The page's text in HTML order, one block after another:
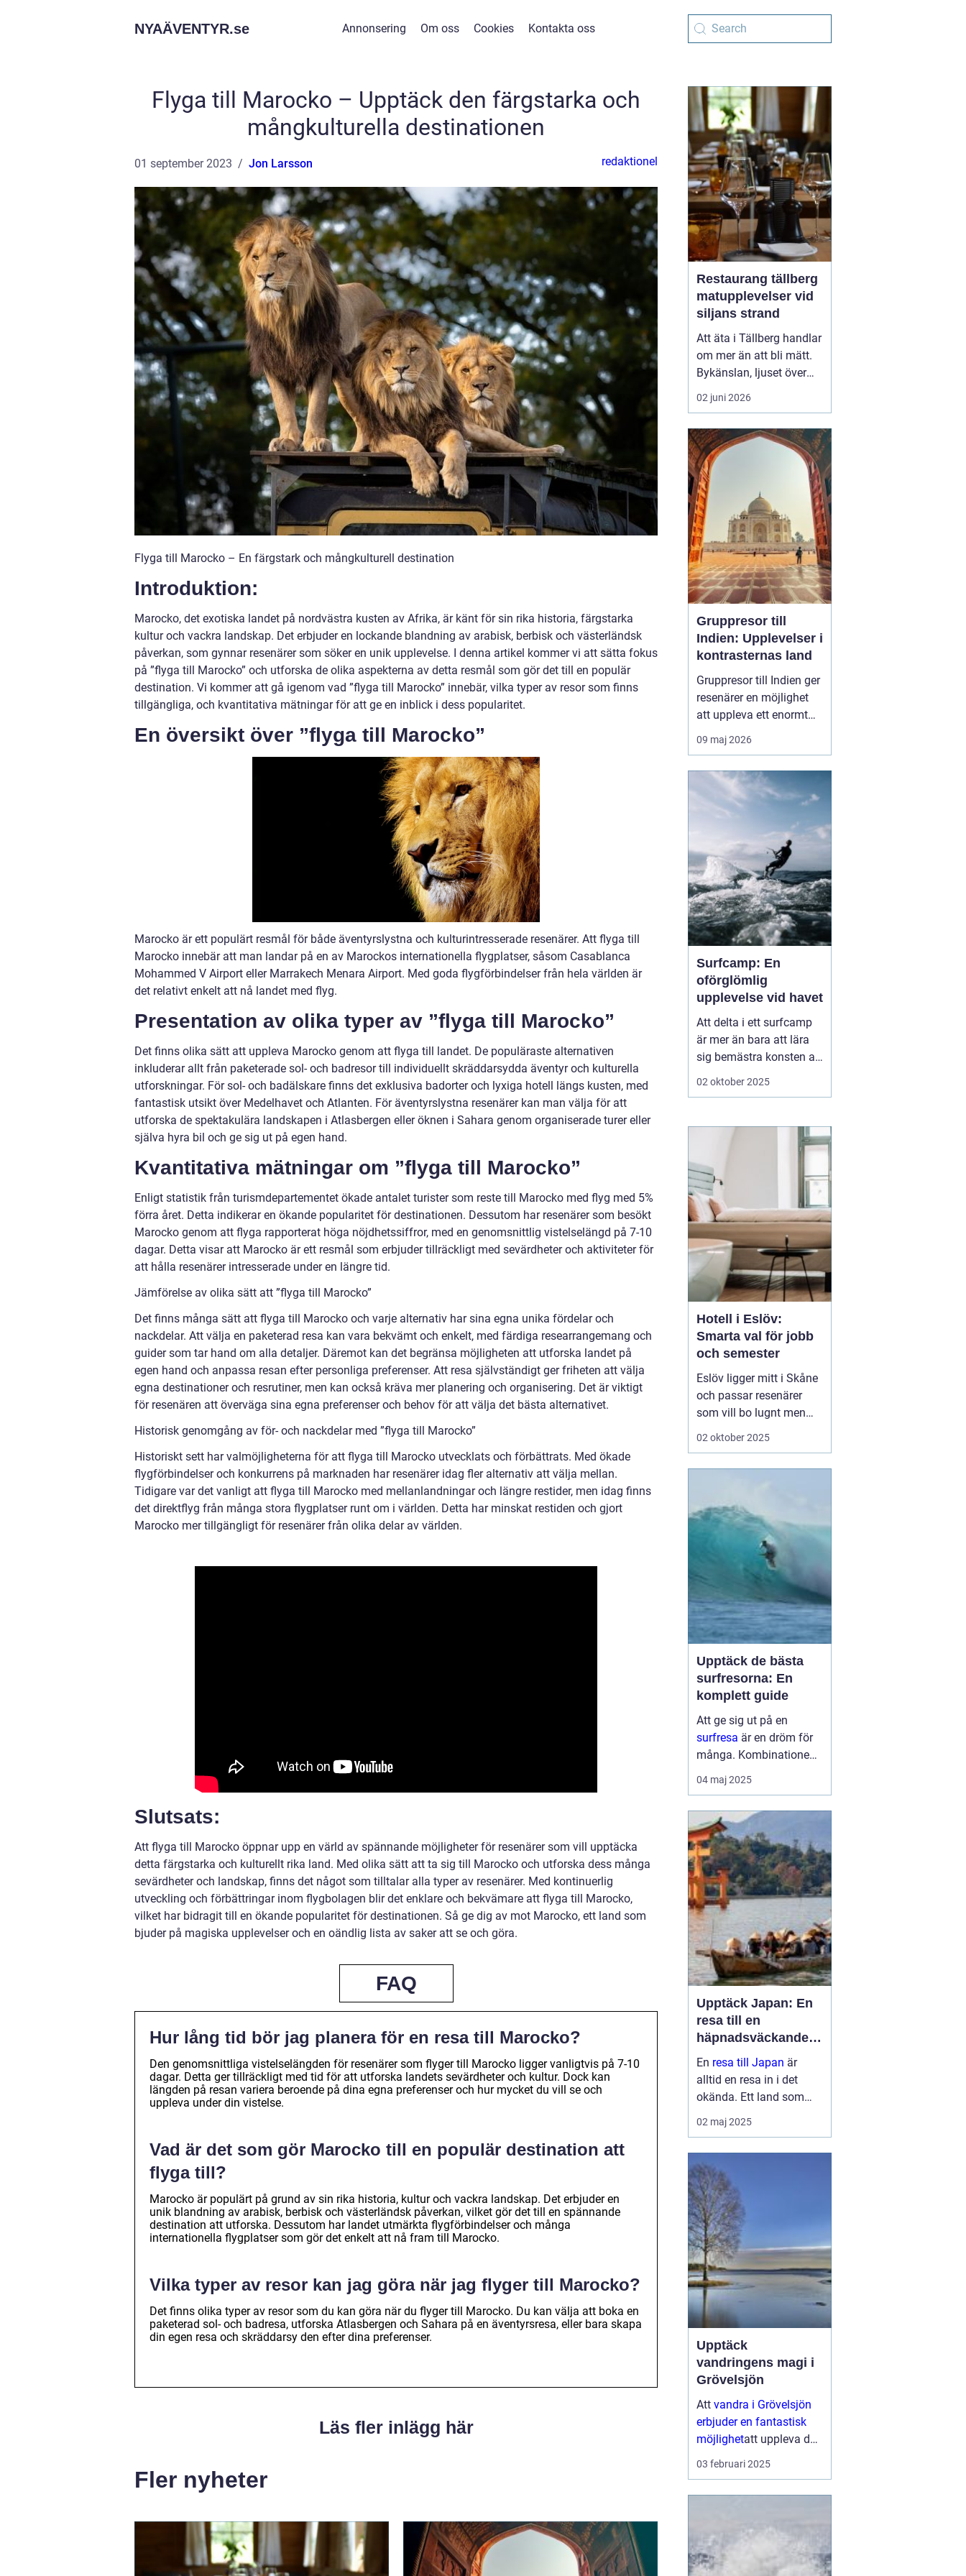
NYAÄVENTYR.se Annonsering Om oss Cookies Kontakta oss
Flyga till Marocko – Upptäck den färgstarka och
mångkulturella destinationen
01 september 2023 Jon Larsson redaktionel
Flyga till Marocko – En färgstark och mångkulturell destination
Introduktion:
Marocko, det exotiska landet på nordvästra kusten av Afrika, är känt för sin rika historia, färgstarka
kultur och vackra landskap. Det erbjuder en lockande blandning av arabisk, berbisk och västerländsk
påverkan, som gynnar resenärer som söker en unik upplevelse. I denna artikel kommer vi att sätta fokus
på ”flyga till Marocko” och utforska de olika aspekterna av detta resmål som gör det till en populär
destination. Vi kommer att gå igenom vad ”flyga till Marocko” innebär, vilka typer av resor som finns
tillgängliga, och kvantitativa mätningar för att ge en inblick i dess popularitet.
En översikt över ”flyga till Marocko”
Marocko är ett populärt resmål för både äventyrslystna och kulturintresserade resenärer. Att flyga till
Marocko innebär att man landar på en av Marockos internationella flygplatser, såsom Casablanca
Mohammed V Airport eller Marrakech Menara Airport. Med goda flygförbindelser från hela världen är
det relativt enkelt att nå landet med flyg.
Presentation av olika typer av ”flyga till Marocko”
Det finns olika sätt att uppleva Marocko genom att flyga till landet. De populäraste alternativen
inkluderar allt från paketerade sol- och badresor till individuellt skräddarsydda äventyr och kulturella
utforskningar. För sol- och badälskare finns det exklusiva badorter och lyxiga hotell längs kusten, med
fantastisk utsikt över Medelhavet och Atlanten. För äventyrslystna resenärer kan man välja för att
utforska de spektakulära landskapen i Atlasbergen eller öknen i Sahara genom organiserade turer eller
själva hyra bil och ge sig ut på egen hand.
Kvantitativa mätningar om ”flyga till Marocko”
Enligt statistik från turismdepartementet ökade antalet turister som reste till Marocko med flyg med 5%
förra året. Detta indikerar en ökande popularitet för destinationen. Dessutom har resenärer som besökt
Marocko genom att flyga rapporterat höga nöjdhetssiffror, med en genomsnittlig vistelselängd på 7-10
dagar. Detta visar att Marocko är ett resmål som erbjuder tillräckligt med sevärdheter och aktiviteter för
att hålla resenärer intresserade under en längre tid.
Jämförelse av olika sätt att ”flyga till Marocko”
Det finns många sätt att flyga till Marocko och varje alternativ har sina egna unika fördelar och
nackdelar. Att välja en paketerad resa kan vara bekvämt och enkelt, med färdiga researrangemang och
guider som tar hand om alla detaljer. Däremot kan det begränsa möjligheten att utforska landet på
egen hand och anpassa resan efter personliga preferenser. Att resa självständigt ger friheten att välja
egna destinationer och resrutiner, men kan också kräva mer planering och organisering. Det är viktigt
för resenären att överväga sina egna preferenser och behov för att välja det bästa alternativet.
Historisk genomgång av för- och nackdelar med ”flyga till Marocko”
Historiskt sett har valmöjligheterna för att flyga till Marocko utvecklats och förbättrats. Med ökade
flygförbindelser och konkurrens på marknaden har resenärer idag fler alternativ att välja mellan.
Tidigare var det vanligt att flyga till Marocko med mellanlandningar och längre restider, men idag finns
det direktflyg från många stora flygplatser runt om i världen. Detta har minskat restiden och gjort
Marocko mer tillgängligt för resenärer från olika delar av världen.
Slutsats:
Att flyga till Marocko öppnar upp en värld av spännande möjligheter för resenärer som vill upptäcka
detta färgstarka och kulturellt rika land. Med olika sätt att ta sig till Marocko och utforska dess många
sevärdheter och landskap, finns det något som tilltalar alla typer av resenärer. Med kontinuerlig
utveckling och förbättringar inom flygbolagen blir det enklare och bekvämare att flyga till Marocko,
vilket har bidragit till en ökande popularitet för destinationen. Så ge dig av mot Marocko, ett land som
bjuder på magiska upplevelser och en oändlig lista av saker att se och göra.
FAQ
Hur lång tid bör jag planera för en resa till Marocko?
Den genomsnittliga vistelselängden för resenärer som flyger till Marocko ligger vanligtvis på 7-10
dagar. Detta ger tillräckligt med tid för att utforska landets sevärdheter och kultur. Dock kan
längden på resan variera beroende på dina egna preferenser och hur mycket du vill se och
uppleva under din vistelse.
Vad är det som gör Marocko till en populär destination att
flyga till?
Marocko är populärt på grund av sin rika historia, kultur och vackra landskap. Det erbjuder en
unik blandning av arabisk, berbisk och västerländsk påverkan, vilket gör det till en spännande
destination att utforska. Dessutom har landet utmärkta flygförbindelser och många
internationella flygplatser som gör det enkelt att nå fram till Marocko.
Vilka typer av resor kan jag göra när jag flyger till Marocko?
Det finns olika typer av resor som du kan göra när du flyger till Marocko. Du kan välja att boka en
paketerad sol- och badresa, utforska Atlasbergen och Sahara på en äventyrsresa, eller bara skapa
din egen resa och skräddarsy den efter dina preferenser.
Läs fler inlägg här
Fler nyheter
Restaurang tällberg
matupplevelser vid
siljans strand
Att äta i Tällberg handlar
om mer än att bli mätt.
Bykänslan, ljuset över
Siljan och de gamla
gårdarna skapar en ram
helhetsupplevelse. Här
möts klassiska
dalatraditioner och
nutida gastronomi på ett
sätt som lockar både
lång...
02 juni 2026
Gruppresor till
Indien: Upplevelser i
kontrasternas land
Gruppresor till Indien ger
resenärer en möjlighet
att uppleva ett enormt
land på ett säkert, socialt
och genomtänkt sätt.
reseledare och lokala
guider blir resan mer än
bara transport mellan
09 maj 2026
Surfcamp: En
oförglömlig
upplevelse vid havet
Att delta i ett surfcamp
är mer än bara att lära
sig bemästra konsten att
surfa. Det är en
fylld av gemenskap,
spänning och naturens
krafter. För dem som...
02 oktober 2025
Hotell i Eslöv:
Smarta val för jobb
och semester
Eslöv ligger mitt i Skåne
och passar resenärer
som vill bo lugnt men
röra sig snabbt mellan
alterna...
02 oktober 2025
Upptäck de bästa
surfresorna: En
komplett guide
Att ge sig ut på en
surfresa är en dröm för
många. Kombinationen
av sol, hav och den
adrenalinpumpande
den perfekta vågen är
svårs...
04 maj 2025
Upptäck Japan: En
resa till en
häpnadsväckande
kultur och natur
En resa till Japan är
alltid en resa in i det
okända. Ett land som
sömlöst blandar det
gamla med det nya, där
sida vid sida med ne...
02 maj 2025
Upptäck
vandringens magi i
Grövelsjön
Att vandra i Grövelsjön
erbjuder en fantastisk
möjlighetatt uppleva den
storslagna naturen i
03 februari 2025